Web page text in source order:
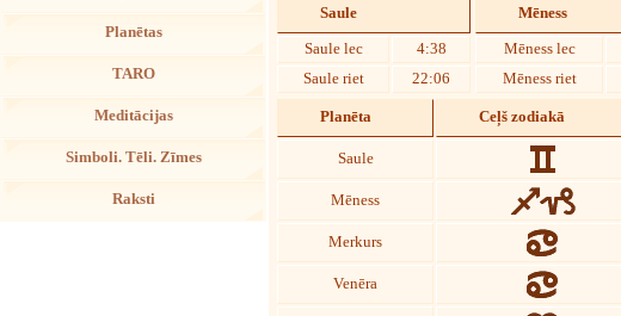
Planētas
TARO
Meditācijas
Simboli. Tēli. Zīmes
Raksti
Saule
Saule lec
4:38
Saule riet
22:06
Mēness
Mēness lec
Mēness riet
Planēta Ceļš zodiakā
Saule
Mēness
Merkurs
Venēra